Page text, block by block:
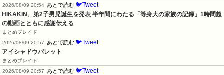
2026/08/09 20:54 あとで読む 🐦Tweet
HIKAKIN、第2子男児誕生を発表 半年間にわたる「等身大の家族の記録」1時間超
の動画とともに感謝伝える
まとめブレイド
2026/08/09 20:57
あとで読む 🐦Tweet
アイシャドウパレット
まとめブレイド
2026/08/09 20:57
あとで読む 🐦Tweet